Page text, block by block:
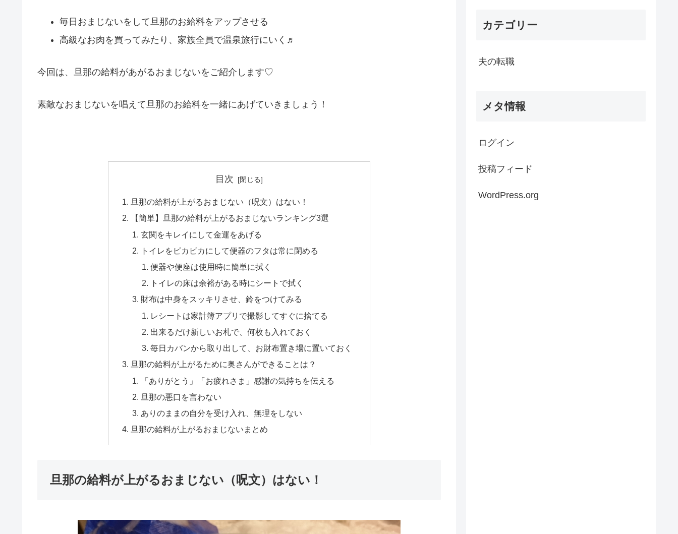
毎日おまじないをして旦那のお給料をアップさせる
高級なお肉を買ってみたり、家族全員で温泉旅行にいく♬
今回は、旦那の給料があがるおまじないをご紹介します♡
素敵なおまじないを唱えて旦那のお給料を一緒にあげていきましょう！
目次
旦那の給料が上がるおまじない（呪文）はない！
【簡単】旦那の給料が上がるおまじないランキング3選
玄関をキレイにして金運をあげる
トイレをピカピカにして便器のフタは常に閉める
便器や便座は使用時に簡単に拭く
トイレの床は余裕がある時にシートで拭く
財布は中身をスッキリさせ、鈴をつけてみる
レシートは家計簿アプリで撮影してすぐに捨てる
出来るだけ新しいお札で、何枚も入れておく
毎日カバンから取り出して、お財布置き場に置いておく
旦那の給料が上がるために奥さんができることは？
「ありがとう」「お疲れさま」感謝の気持ちを伝える
旦那の悪口を言わない
ありのままの自分を受け入れ、無理をしない
旦那の給料が上がるおまじないまとめ
旦那の給料が上がるおまじない（呪文）はない！
カテゴリー
夫の転職
メタ情報
ログイン
投稿フィード
WordPress.org